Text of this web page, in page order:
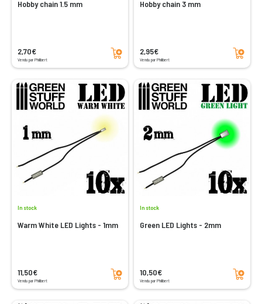
Hobby chain 1.5 mm
2,70€
Vendu par Philibert
Add to cart
Hobby chain 3 mm
2,95€
Vendu par Philibert
Add to cart
In stock
Warm White LED Lights - 1mm
11,50€
Vendu par Philibert
Add to cart
In stock
Green LED Lights - 2mm
10,50€
Vendu par Philibert
Add to cart